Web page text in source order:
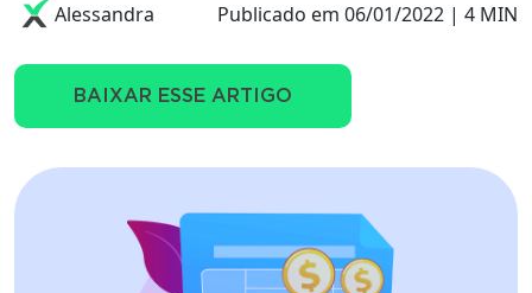
Alessandra Publicado em 06/01/2022 | 4 MIN
BAIXAR ESSE ARTIGO